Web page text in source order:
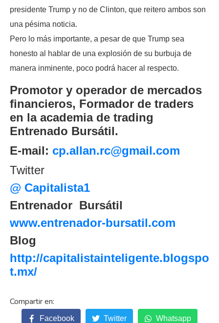
presidente Trump y no de Clinton, que reitero ambos son
una pésima noticia.
Pero lo más importante, a pesar de que Trump sea
honesto al hablar de una explosión de su burbuja de
manera inminente, poco podrá hacer al respecto.
Promotor y operador de mercados
financieros, Formador de traders
en la academia de trading
Entrenado Bursátil.
E-mail: cp.allan.rc@gmail.com
Twitter
@ Capitalista1
Entrenador Bursátil
www.entrenador-bursatil.com
Blog
http://capitalistainteligente.blogspo
t.mx/
Facebook Twitter Whatsapp